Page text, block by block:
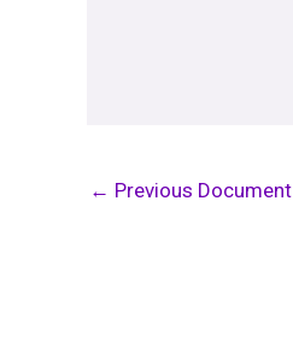
← Previous Document